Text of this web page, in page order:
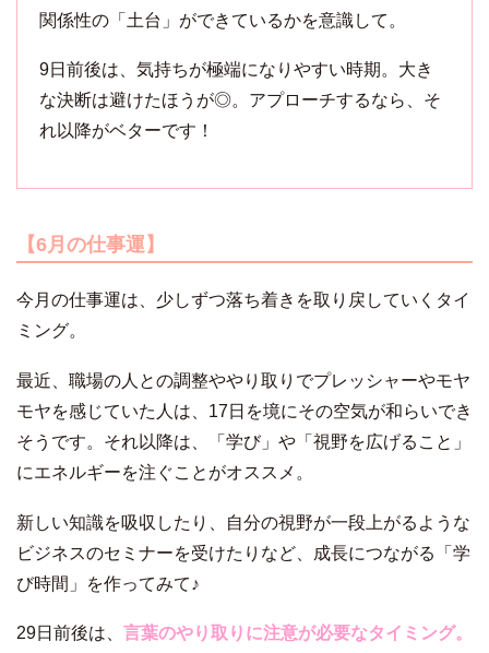
関係性の「土台」ができているかを意識して。
9日前後は、気持ちが極端になりやすい時期。大き
な決断は避けたほうが◎。アプローチするなら、そ
れ以降がベターです！
【6月の仕事運】
今月の仕事運は、少しずつ落ち着きを取り戻していくタイ
ミング。
最近、職場の人との調整ややり取りでプレッシャーやモヤ
モヤを感じていた人は、17日を境にその空気が和らいでき
そうです。それ以降は、「学び」や「視野を広げること」
にエネルギーを注ぐことがオススメ。
新しい知識を吸収したり、自分の視野が一段上がるような
ビジネスのセミナーを受けたりなど、成長につながる「学
び時間」を作ってみて♪
29日前後は、 言葉のやり取りに注意が必要なタイミング。